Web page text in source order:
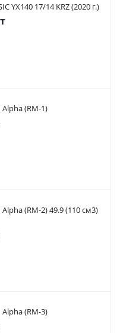
YX140 17/14 KRZ (2020 г.)
(RM-1)
(RM-2) 49.9 (110 см3)
(RM-3)